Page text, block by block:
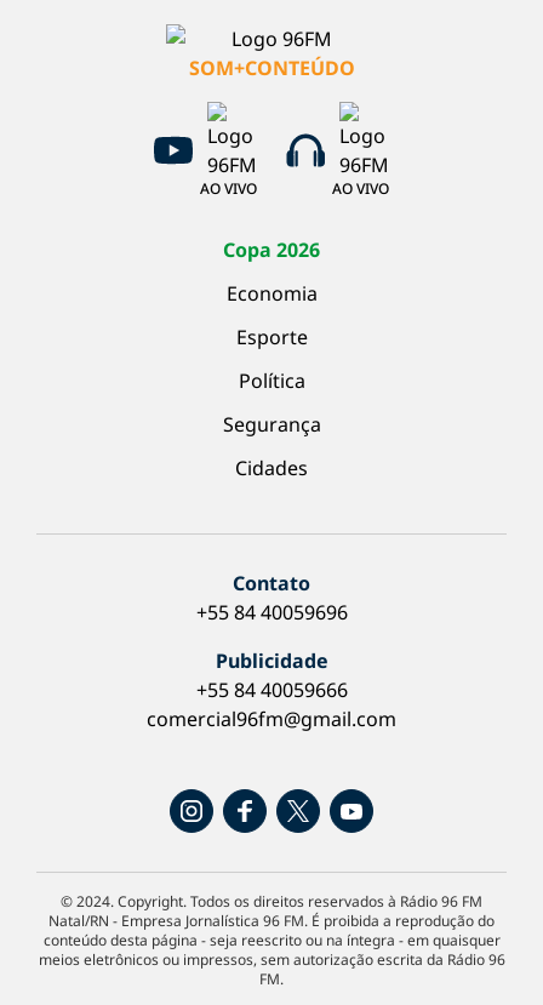
SOM+CONTEÚDO
AO VIVO AO VIVO
Copa 2026
Economia
Esporte
Política
Segurança
Cidades
Contato
+55 84 40059696
Publicidade
+55 84 40059666
comercial96fm@gmail.com
© 2024. Copyright. Todos os direitos reservados à Rádio 96 FM
Natal/RN - Empresa Jornalística 96 FM. É proibida a reprodução do
conteúdo desta página - seja reescrito ou na íntegra - em quaisquer
meios eletrônicos ou impressos, sem autorização escrita da Rádio 96
FM.